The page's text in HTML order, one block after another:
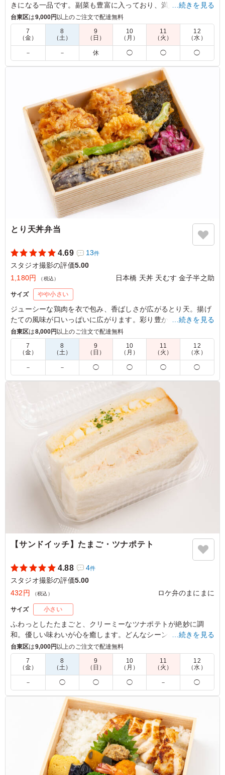
きになる一品です。副菜も豊富に入っており、満足感が高いな
がらもさらっとお召し上がりいただける、クラフトカレーブラ
ザーズでも人気の商品です。
※ご飯の種類を下記プルダウンよりお選びください。
※おしぼりが必要な場合は連絡事項にご記入ください。
野菜と挽肉のいわゆる定番のキーマカレーでした。 クラ
フトカレーなだけあって、スパイスが効いていてさっぱり
美味しくいただけました。 全体的に高タンパクな内容
で、ヘルシーな印象を受けました。
ご利用シーン：ロケ・撮影›スタジオ撮影
東京都渋谷区笹塚2026/06/24
…続きを見る
台東区は9,000円 以上のご注文で配達無料
7
（金）
8
（土）
9
（日）
10
（月）
11
（火）
12
（水）
－ － 休 ◯ ◯ ◯
とり天丼弁当
4.69 13件
スタジオ撮影の評価5.00
1,180円
（税込） 日本橋 天丼 天むす 金子半之助
サイズ やや小さい
ジューシーな鶏肉を衣で包み、香ばしさが広がるとり天。揚げ
たての風味が口いっぱいに広がります。彩り豊かな野菜たちが
絶妙なバランスを生み出し、どんなシーンでも楽しめる一品で
す。
とり天だけではなく野菜やほかのてんぷらもたくさんのっ
ていて、満足感があります。追いタレがついているのでご
はんまで余すことなく食べられ、コンパクトなお弁当なが
らも満足感があります。ともてもおいしかったです。
ロケ・撮影›スタジオ撮影
東京都港区東新橋2026/06/11
…続きを見る
台東区は8,000円 以上のご注文で配達無料
7
（金）
8
（土）
9
（日）
10
（月）
11
（火）
12
（水）
－ － ◯ ◯ ◯ ◯
【サンドイッチ】たまご・ツナポテト
4.88 4件
スタジオ撮影の評価5.00
432円
（税込） ロケ弁のまにまに
サイズ 小さい
ふわっとしたたまごと、クリーミーなツナポテトが絶妙に調
和。優しい味わいが心を癒します。どんなシーンにもぴったり
で、朝食や軽食に最適な一品です。彩り豊かな具材が目を引
き、食べる楽しさを引き立てます。
※サンドイッチはラップに包んでお届けします。
朝食に定番のサンドイッチですが、量もちょうど良くとて
も人気でした。卵とツナの味付けもちょうど良くてとても
おいしかったです。手軽に頼めてコスパもいいのでまた頼
みたいと思いました。
ご利用シーン：ロケ・撮影 ›スタジオ撮影
…続きを見る
台東区は9,000円以上のご注文で配達無料
7
（金）
8
（土）
9
（日）
10
（月）
11
（火）
12
（水）
－ ◯ ◯ ◯ － ◯